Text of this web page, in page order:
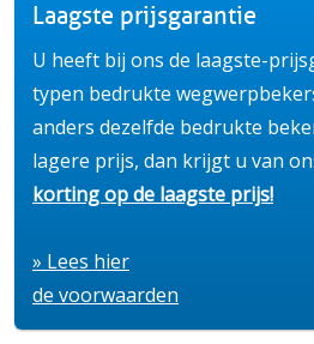
Laagste prijsgarantie
U heeft bij ons de laagste-
typen bedrukte
anders dezelfde bedrukte
lagere prijs, dan krijgt u van
korting op de laagste prijs!
» Lees hier
de voorwaarden